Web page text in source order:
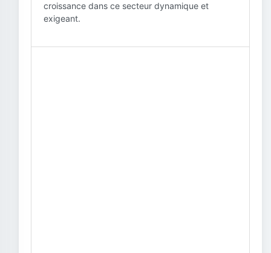
croissance dans ce secteur dynamique et
exigeant.